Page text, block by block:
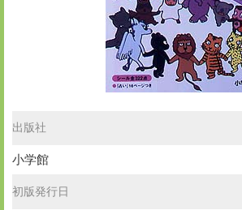
出版社
小学館
初版発行日